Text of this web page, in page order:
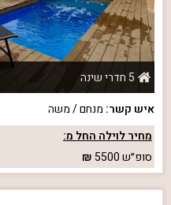
5 חדרי שינה
איש קשר: מנחם / משה
מחיר לוילה החל מ:
סופ״ש5500